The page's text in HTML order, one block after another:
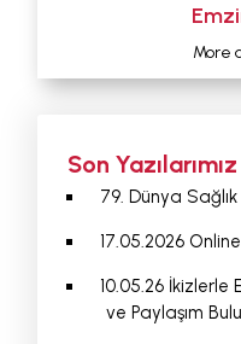
More
Son Yazılarımız
79. Dünya
17.05.2026
10.05.26 İkizlerle
ve Paylaşım